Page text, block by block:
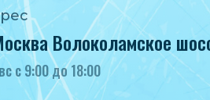
Волоколамское
с 9:00 до 18:00